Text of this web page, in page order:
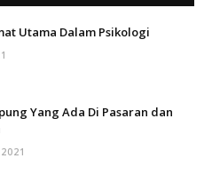
Utama Dalam Psikologi
Yang Ada Di Pasaran dan